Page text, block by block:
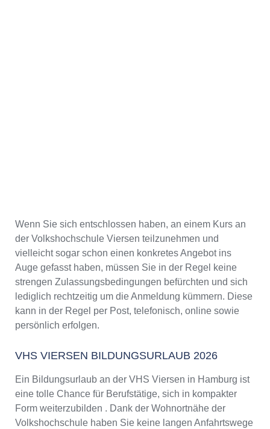
Wenn Sie sich entschlossen haben, an einem Kurs an
der Volkshochschule Viersen teilzunehmen und
vielleicht sogar schon einen konkretes Angebot ins
Auge gefasst haben, müssen Sie in der Regel keine
strengen Zulassungsbedingungen befürchten und sich
lediglich rechtzeitig um die Anmeldung kümmern. Diese
kann in der Regel per Post, telefonisch, online sowie
persönlich erfolgen.
VHS VIERSEN BILDUNGSURLAUB 2026
Ein Bildungsurlaub an der VHS Viersen in Hamburg ist
eine tolle Chance für Berufstätige, sich in kompakter
Form weiterzubilden . Dank der Wohnortnähe der
Volkshochschule haben Sie keine langen Anfahrtswege